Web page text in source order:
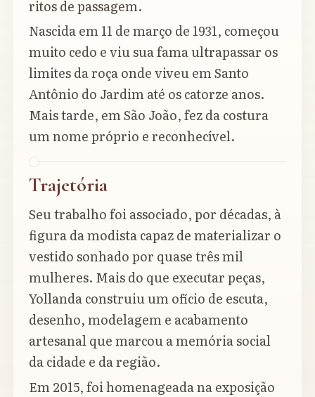
ritos de passagem.
Nascida em 11 de março de 1931, começou
muito cedo e viu sua fama ultrapassar os
limites da roça onde viveu em Santo
Antônio do Jardim até os catorze anos.
Mais tarde, em São João, fez da costura
um nome próprio e reconhecível.
Trajetória
Seu trabalho foi associado, por décadas, à
figura da modista capaz de materializar o
vestido sonhado por quase três mil
mulheres. Mais do que executar peças,
Yollanda construiu um ofício de escuta,
desenho, modelagem e acabamento
artesanal que marcou a memória social
da cidade e da região.
Em 2015, foi homenageada na exposição